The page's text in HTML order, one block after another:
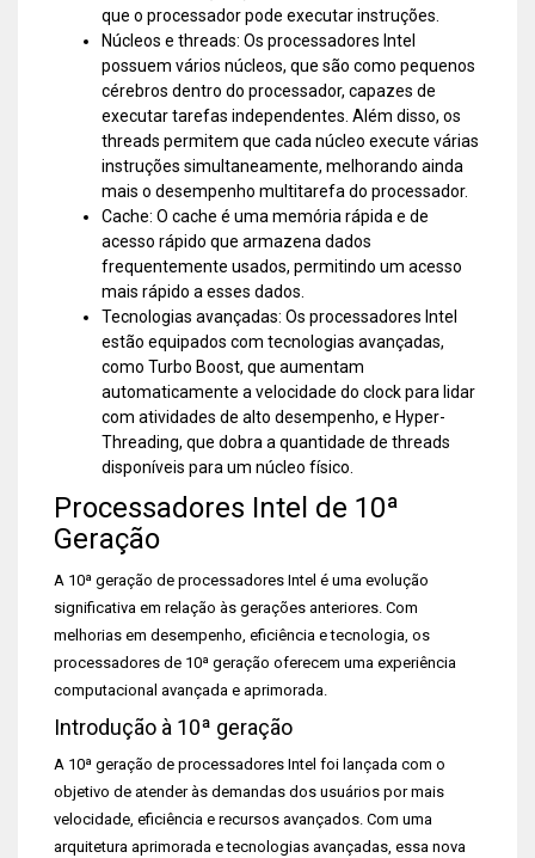
que o processador pode executar instruções.
Núcleos e threads: Os processadores Intel
possuem vários núcleos, que são como pequenos
cérebros dentro do processador, capazes de
executar tarefas independentes. Além disso, os
threads permitem que cada núcleo execute várias
instruções simultaneamente, melhorando ainda
mais o desempenho multitarefa do processador.
Cache: O cache é uma memória rápida e de
acesso rápido que armazena dados
frequentemente usados, permitindo um acesso
mais rápido a esses dados.
Tecnologias avançadas: Os processadores Intel
estão equipados com tecnologias avançadas,
como Turbo Boost, que aumentam
automaticamente a velocidade do clock para lidar
com atividades de alto desempenho, e Hyper-
Threading, que dobra a quantidade de threads
disponíveis para um núcleo físico.
Processadores Intel de 10ª
Geração
A 10ª geração de processadores Intel é uma evolução
significativa em relação às gerações anteriores. Com
melhorias em desempenho, eficiência e tecnologia, os
processadores de 10ª geração oferecem uma experiência
computacional avançada e aprimorada.
Introdução à 10ª geração
A 10ª geração de processadores Intel foi lançada com o
objetivo de atender às demandas dos usuários por mais
velocidade, eficiência e recursos avançados. Com uma
arquitetura aprimorada e tecnologias avançadas, essa nova